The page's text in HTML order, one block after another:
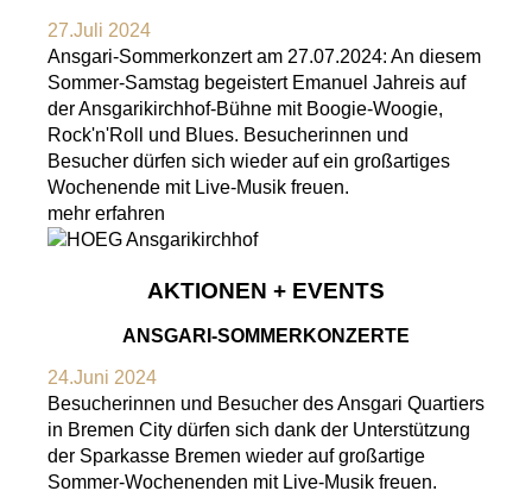
27.Juli 2024
Ansgari-Sommerkonzert am 27.07.2024: An diesem
Sommer-Samstag begeistert Emanuel Jahreis auf
der Ansgarikirchhof-Bühne mit Boogie-Woogie,
Rock'n'Roll und Blues. Besucherinnen und
Besucher dürfen sich wieder auf ein großartiges
Wochenende mit Live-Musik freuen.
mehr erfahren
AKTIONEN + EVENTS
ANSGARI-SOMMERKONZERTE
24.Juni 2024
Besucherinnen und Besucher des Ansgari Quartiers
in Bremen City dürfen sich dank der Unterstützung
der Sparkasse Bremen wieder auf großartige
Sommer-Wochenenden mit Live-Musik freuen.